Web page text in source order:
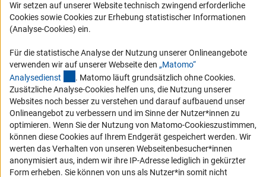
Logo und Corporate Design
RSS-Feeds
Vergabeverfahren
Barrierefreiheit
Service und Informationen für Menschen mit Behinderungen
Erklärung zur Barrierefreiheit
Barriere melden
DFG-aktuell
Wir setzen auf unserer Website technisch zwingend erforderliche
Cookies sowie Cookies zur Erhebung statistischer Informationen
(Analyse-Cookies) ein.
Für die statistische Analyse der Nutzung unserer Onlineangebote
verwenden wir auf unserer Webseite den „Matomo“
Analysedienst (externer Link)
. Matomo läuft grundsätzlich ohne Cookies.
Zusätzliche Analyse-Cookies helfen uns, die Nutzung unserer
Websites noch besser zu verstehen und darauf aufbauend unser
Onlineangebot zu verbessern und im Sinne der Nutzer*innen zu
optimieren. Wenn Sie der Nutzung von Matomo-Cookieszustimmen,
können diese Cookies auf Ihrem Endgerät gespeichert werden. Wir
werten das Verhalten von unseren Webseitenbesucher*innen
anonymisiert aus, indem wir ihre IP-Adresse lediglich in gekürzter
Form erheben. Sie können von uns als Nutzer*in somit nicht